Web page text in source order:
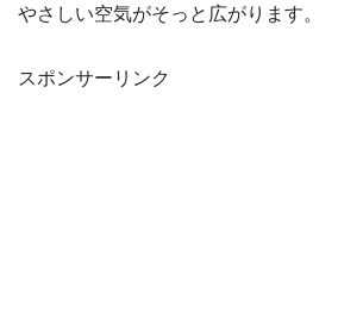
やさしい空気がそっと広がります。
スポンサーリンク